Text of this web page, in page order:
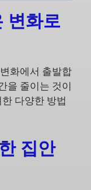
변화로
화에서 출발합
을 줄이는 것이
다양한 방법
집안